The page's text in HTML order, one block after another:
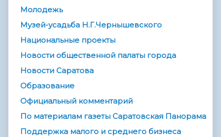
Молодежь
Музей-усадьба Н.Г.Чернышевского
Национальные проекты
Новости общественной палаты города
Новости Саратова
Образование
Официальный комментарий
По материалам газеты Саратовская Панорама
Поддержка малого и среднего бизнеса